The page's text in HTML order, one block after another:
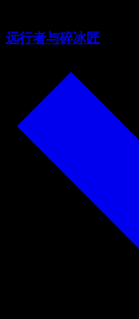
远行者与碎冰匠